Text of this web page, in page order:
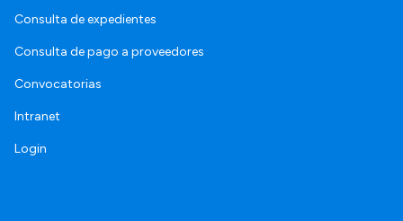
Consulta de expedientes
Consulta de pago a proveedores
Convocatorias
Intranet
Login